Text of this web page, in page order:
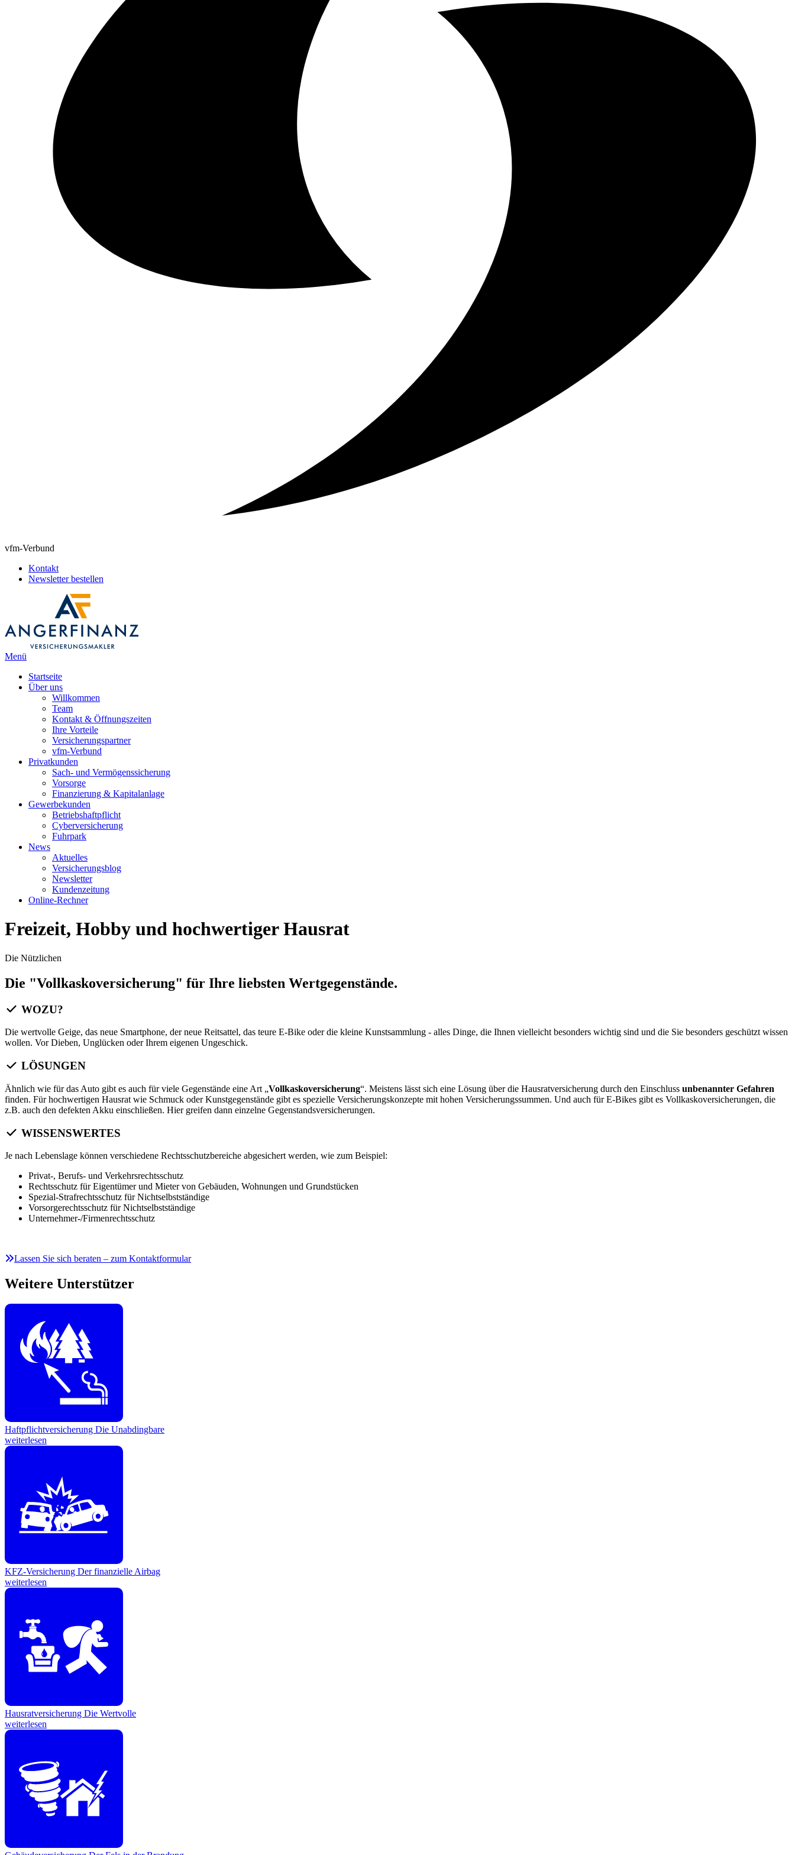
vfm-Verbund
Kontakt
Newsletter bestellen
Menü
Startseite
Über uns
Willkommen
Team
Kontakt & Öffnungszeiten
Ihre Vorteile
Versicherungspartner
vfm-Verbund
Privatkunden
Sach- und Vermögenssicherung
Vorsorge
Finanzierung & Kapitalanlage
Gewerbekunden
Betriebshaftpflicht
Cyberversicherung
Fuhrpark
News
Aktuelles
Versicherungsblog
Newsletter
Kundenzeitung
Online-Rechner
Freizeit, Hobby und hochwertiger Hausrat
Die Nützlichen
Die "Vollkaskoversicherung" für Ihre liebsten Wertgegenstände.
WOZU?
Die wertvolle Geige, das neue Smartphone, der neue Reitsattel, das teure E-Bike oder die kleine Kunstsammlung - alles Dinge, die Ihnen vielleicht besonders wichtig sind und die Sie besonders geschützt wissen
wollen. Vor Dieben, Unglücken oder Ihrem eigenen Ungeschick.
LÖSUNGEN
Ähnlich wie für das Auto gibt es auch für viele Gegenstände eine Art „Vollkaskoversicherung“. Meistens lässt sich eine Lösung über die Hausratversicherung durch den Einschluss unbenannter Gefahren
finden. Für hochwertigen Hausrat wie Schmuck oder Kunstgegenstände gibt es spezielle Versicherungskonzepte mit hohen Versicherungssummen. Und auch für E-Bikes gibt es Vollkaskoversicherungen, die
z.B. auch den defekten Akku einschließen. Hier greifen dann einzelne Gegenstandsversicherungen.
WISSENSWERTES
Je nach Lebenslage können verschiedene Rechtsschutzbereiche abgesichert werden, wie zum Beispiel:
Privat-, Berufs- und Verkehrsrechtsschutz
Rechtsschutz für Eigentümer und Mieter von Gebäuden, Wohnungen und Grundstücken
Spezial-Strafrechtsschutz für Nichtselbstständige
Vorsorgerechtsschutz für Nichtselbstständige
Unternehmer-/Firmenrechtsschutz
Lassen Sie sich beraten – zum Kontaktformular
Weitere Unterstützer
Haftpflichtversicherung Die Unabdingbare
weiterlesen
KFZ-Versicherung Der finanzielle Airbag
weiterlesen
Hausratversicherung Die Wertvolle
weiterlesen